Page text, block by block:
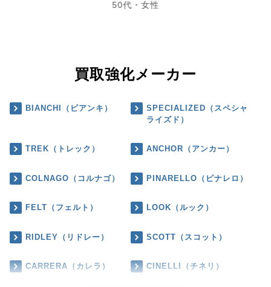
50代・女性
買取強化メーカー
BIANCHI（ビアンキ）
SPECIALIZED（スペシャ
ライズド）
TREK（トレック） ANCHOR（アンカー）
COLNAGO（コルナゴ） PINARELLO（ピナレロ）
FELT（フェルト） LOOK（ルック）
RIDLEY（リドレー） SCOTT（スコット）
CARRERA（カレラ） CINELLI（チネリ）